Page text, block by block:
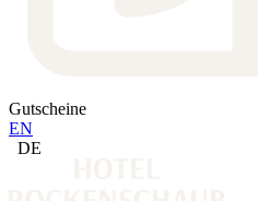
Gutscheine
EN
DE